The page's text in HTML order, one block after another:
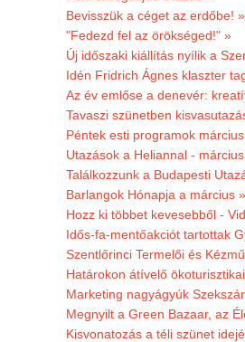
Bevisszük a céget az erdőbe! »
"Fedezd fel az örökséged!" »
Új időszaki kiállítás nyílik a
Idén Fridrich Ágnes klaszter
Az év emlőse a denevér:
Tavaszi szünetben
Péntek esti programok
Utazások a Heliannal -
Találkozzunk a Budapesti
Barlangok Hónapja a március »
Hozz ki többet kevesebből -
Idős-fa-mentőakciót tartottak
Szentlőrinci Termelői és
Határokon átívelő
Marketing nagyágyúk
Megnyilt a Green Bazaar, az
Kisvonatozás a téli szünet